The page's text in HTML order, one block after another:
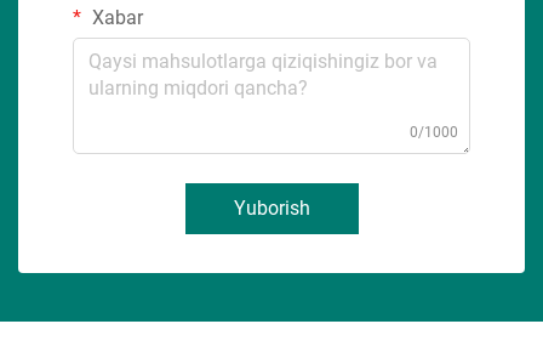
Xabar
0/1000
Yuborish